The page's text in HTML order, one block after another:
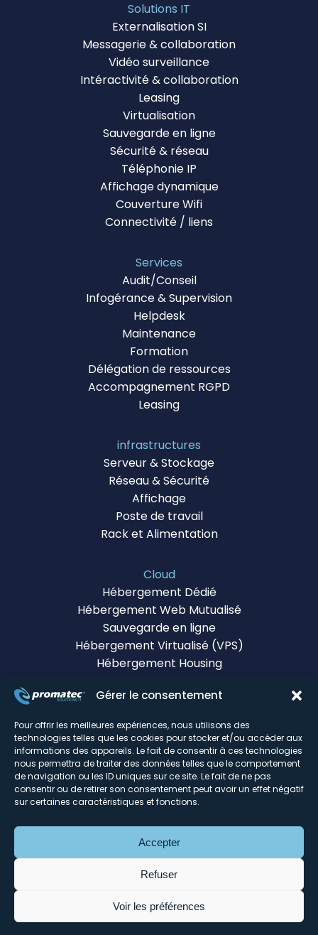
Gérer le consentement
Pour offrir les meilleures expériences, nous utilisons des
technologies telles que les cookies pour stocker et/ou accéder aux
informations des appareils. Le fait de consentir à ces technologies
nous permettra de traiter des données telles que le comportement
de navigation ou les ID uniques sur ce site. Le fait de ne pas
consentir ou de retirer son consentement peut avoir un effet négatif
sur certaines caractéristiques et fonctions.
Accepter
Refuser
Voir les préférences
Solutions IT
Externalisation SI
Messagerie & collaboration
Vidéo surveillance
Intéractivité & collaboration
Leasing
Virtualisation
Sauvegarde en ligne
Sécurité & réseau
Téléphonie IP
Affichage dynamique
Couverture Wifi
Connectivité / liens
Services
Audit/Conseil
Infogérance & Supervision
Helpdesk
Maintenance
Formation
Délégation de ressources
Accompagnement RGPD
Leasing
infrastructures
Serveur & Stockage
Réseau & Sécurité
Affichage
Poste de travail
Rack et Alimentation
Cloud
Hébergement Dédié
Hébergement Web Mutualisé
Sauvegarde en ligne
Hébergement Virtualisé (VPS)
Hébergement Housing
Certificats SSL
Tour d'horizon du DC
Mentions légales
© Promatec 2026
Réalisation du site :Agence Web Lille Promatec
Découvrez notre Store :Promatec.store
Découvrez MailSecure :Solution Anti-spam